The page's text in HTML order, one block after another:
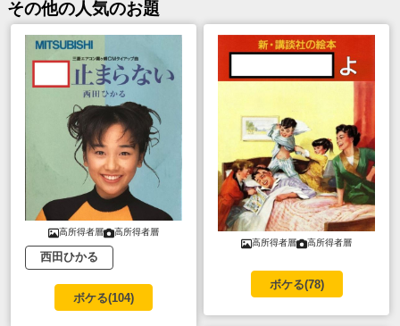
その他の人気のお題
高所得者層 高所得者層
西田ひかる
ボケる(104)
高所得者層 高所得者層
ボケる(78)